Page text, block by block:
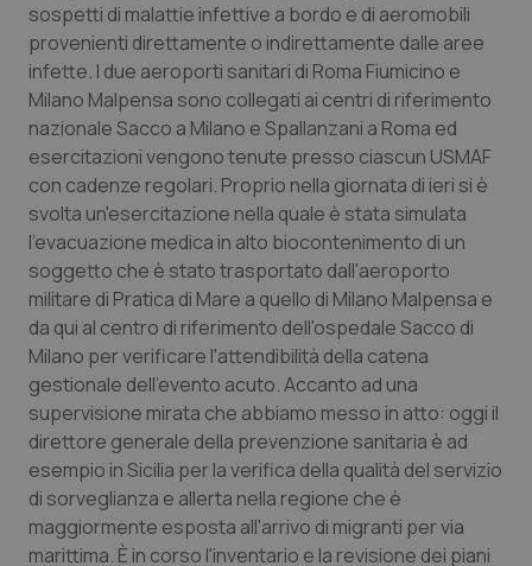
sospetti di malattie infettive a bordo e di aeromobili
provenienti direttamente o indirettamente dalle aree
infette. I due aeroporti sanitari di Roma Fiumicino e
Milano Malpensa sono collegati ai centri di riferimento
nazionale Sacco a Milano e Spallanzani a Roma ed
esercitazioni vengono tenute presso ciascun USMAF
con cadenze regolari. Proprio nella giornata di ieri si è
svolta un'esercitazione nella quale è stata simulata
l'evacuazione medica in alto biocontenimento di un
soggetto che è stato trasportato dall'aeroporto
militare di Pratica di Mare a quello di Milano Malpensa e
da qui al centro di riferimento dell'ospedale Sacco di
Milano per verificare l'attendibilità della catena
gestionale dell'evento acuto. Accanto ad una
supervisione mirata che abbiamo messo in atto: oggi il
direttore generale della prevenzione sanitaria è ad
esempio in Sicilia per la verifica della qualità del servizio
di sorveglianza e allerta nella regione che è
maggiormente esposta all'arrivo di migranti per via
marittima. È in corso l'inventario e la revisione dei piani